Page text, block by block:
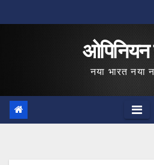
to
ओपिनियन
नया भारत नया